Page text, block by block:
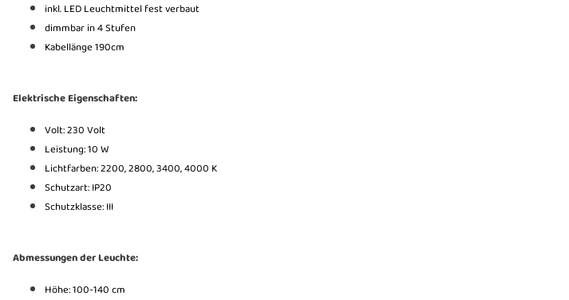
inkl. LED Leuchtmittel fest verbaut
dimmbar in 4 Stufen
Kabellänge 190cm
Elektrische Eigenschaften:
Volt: 230 Volt
Leistung: 10 W
Lichtfarben: 2200, 2800, 3400, 4000 K
Schutzart: IP20
Schutzklasse: III
Abmessungen der Leuchte:
Höhe: 100-140 cm